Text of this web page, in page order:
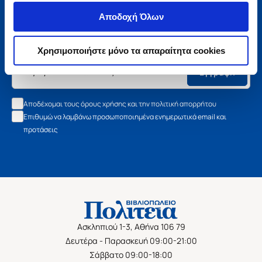
Αποδοχή Όλων
Χρησιμοποιήστε μόνο τα απαραίτητα cookies
Μάθετε τα νέα της Πολιτείας
Εγγραφείτε στο newsletter μας και μάθετε πρώτοι όλα τα
νέα βιβλία, τις εξαιρετικές τιμές και τις εκδηλώσεις μας.
Εγγραφή
Αποδέχομαι τους όρους χρήσης και την πολιτική απορρήτου
Επιθυμώ να λαμβάνω προσωποποιημένα ενημερωτικά email και
προτάσεις
Ασκληπιού 1-3, Αθήνα 106 79
Δευτέρα - Παρασκευή 09:00-21:00
Σάββατο 09:00-18:00